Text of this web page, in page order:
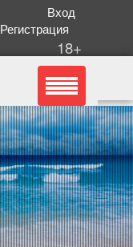
Вход
Регистрация
18+